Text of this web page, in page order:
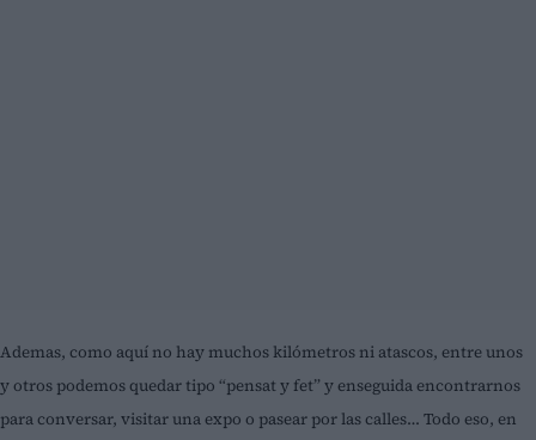
Ademas, como aquí no hay muchos kilómetros ni atascos, entre unos
y otros podemos quedar tipo “pensat y fet” y enseguida encontrarnos
para conversar, visitar una expo o pasear por las calles… Todo eso, en